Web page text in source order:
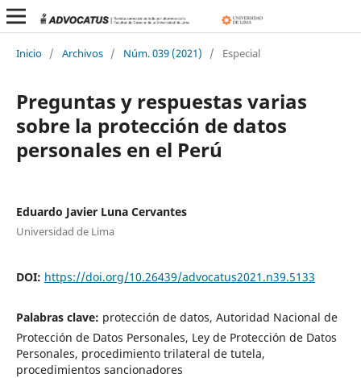
Inicio / Archivos / Núm. 039 (2021) / Especial
Preguntas y respuestas varias
sobre la protección de datos
personales en el Perú
Eduardo Javier Luna Cervantes
Universidad de Lima
DOI: https://doi.org/10.26439/advocatus2021.n39.5133
Palabras clave: protección de datos, Autoridad Nacional de
Protección de Datos Personales, Ley de Protección de Datos
Personales, procedimiento trilateral de tutela,
procedimientos sancionadores